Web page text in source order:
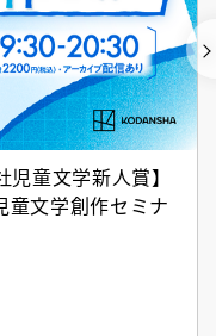
童文学新人賞】
童文学創作セミナ